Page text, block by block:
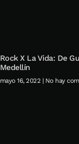
Rock X La Vida: De
Medellín
mayo 16, 2022 No hay